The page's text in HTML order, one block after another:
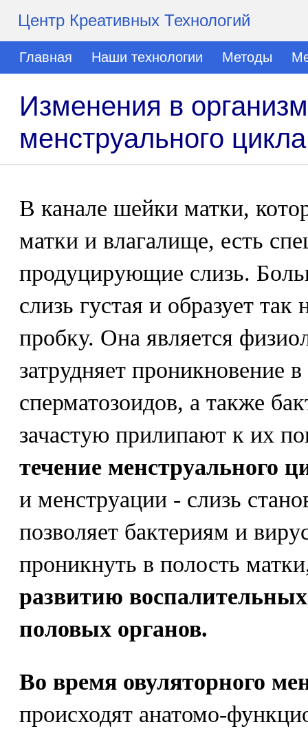
Центр Креативных Технологий
Главная Наши технологии Методы
Изменения в
менструального цикла
В канале шейки матки,
матки и влагалище, есть
продуцирующие слизь.
слизь густая и образует
пробку. Она является
затрудняет проникновение
сперматозоидов, а также
зачастую прилипают к их
течение менструального
и менструации - слизь
позволяет бактериям и
проникнуть в полость
развитию
половых органов.
Во время овуляторного
происходят анатомо-